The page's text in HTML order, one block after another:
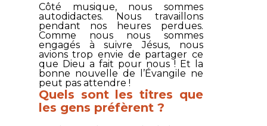
Côté musique, nous sommes
autodidactes. Nous travaillons
pendant nos heures perdues.
Comme nous nous sommes
engagés à suivre Jésus, nous
avions trop envie de partager ce
que Dieu a fait pour nous ! Et la
bonne nouvelle de l’Évangile ne
peut pas attendre !
Quels sont les titres que
les gens préfèrent ?